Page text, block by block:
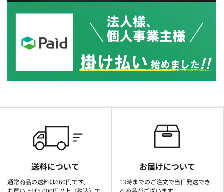
送料について
通常商品の送料は660円です。
お届けについて
13時までのご注文で当日発送でき